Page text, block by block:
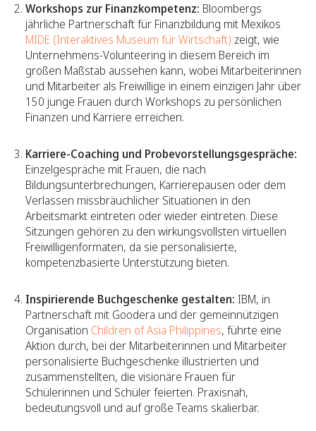
Workshops zur Finanzkompetenz: Bloombergs
jährliche Partnerschaft für Finanzbildung mit Mexikos
MIDE (Interaktives Museum für Wirtschaft) zeigt, wie
Unternehmens-Volunteering in diesem Bereich im
großen Maßstab aussehen kann, wobei Mitarbeiterinnen
und Mitarbeiter als Freiwillige in einem einzigen Jahr über
150 junge Frauen durch Workshops zu persönlichen
Finanzen und Karriere erreichen.
Karriere-Coaching und Probevorstellungsgespräche:
Einzelgespräche mit Frauen, die nach
Bildungsunterbrechungen, Karrierepausen oder dem
Verlassen missbräuchlicher Situationen in den
Arbeitsmarkt eintreten oder wieder eintreten. Diese
Sitzungen gehören zu den wirkungsvollsten virtuellen
Freiwilligenformaten, da sie personalisierte,
kompetenzbasierte Unterstützung bieten.
Inspirierende Buchgeschenke gestalten: IBM, in
Partnerschaft mit Goodera und der gemeinnützigen
Organisation Children of Asia Philippines, führte eine
Aktion durch, bei der Mitarbeiterinnen und Mitarbeiter
personalisierte Buchgeschenke illustrierten und
zusammenstellten, die visionäre Frauen für
Schülerinnen und Schüler feierten. Praxisnah,
bedeutungsvoll und auf große Teams skalierbar.